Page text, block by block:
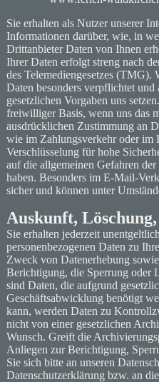
Sie erhalten als Nutzer unserer
Informationen darüber, wie, in
Drittanbieter Daten von Ihnen
Ihrer Daten erfolgt streng nach
des Telemediengesetzes (TMG).
Daten besonders verpflichtet
gesetzlichen Vorgaben uns
freiwilliger Basis, wenn uns das
ausdrücklichen Zustimmung an
wie im Zahlungsverkehr oder im
Verschlüsselung für hohe
auf die allgemeinen Gefahren
haben. Besonders im E-Mail-
sicher und können unter
Auskunft,
Sie erhalten jederzeit
personenbezogenen Daten zu
Zweck von Datenerhebung
Berichtigung, die Sperrung oder
sind Daten, die aufgrund
Geschäftsabwicklung benötigt
kann, werden Daten zu
nicht von einer gesetzlichen
Wunsch. Greift die
Anliegen zur Berichtigung,
Sie sich bitte an unseren
Datenschutzerklärung bzw. an